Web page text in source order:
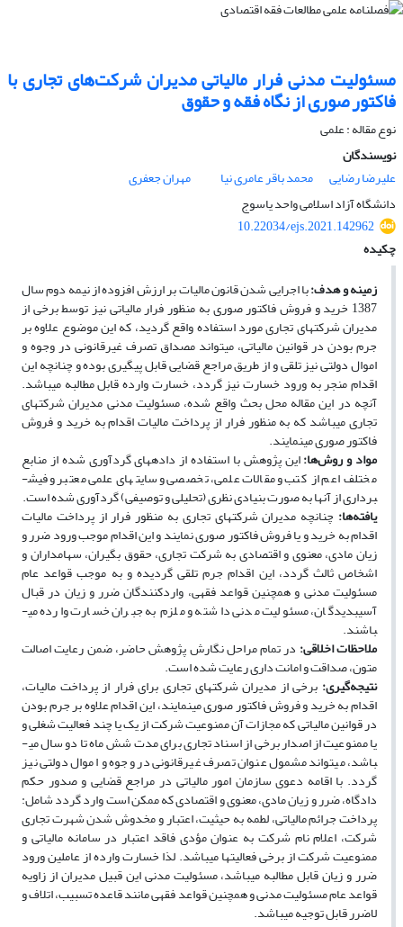
مسئولیت مدنی فرار مالیاتی مدیران شرکت‌های تجاری با
فاکتور صوری از نگاه فقه و حقوق
نوع مقاله : علمی
نویسندگان
علیرضا رضایی
محمد باقر عامری نیا
مهران جعفری
دانشگاه آزاد اسلامی واحد یاسوج
10.22034/ejs.2021.142962
چکیده
زمینه و هدف:با اجرایی شدن قانون مالیات بر ارزش افزوده از نیمه دوم سال
1387 خرید و فروش فاکتور صوری به منظور فرار مالیاتی نیز توسط برخی از
مدیران شرکت­های تجاری مورد استفاده واقع گردید، که این موضوع علاوه بر
جرم بودن در قوانین مالیاتی، می­تواند مصداق تصرف غیرقانونی در وجوه و
اموال دولتی نیز تلقی و از طریق مراجع قضایی قابل پیگیری بوده و چنانچه این
اقدام منجر به ورود خسارت نیز گردد، خسارت وارده قابل مطالبه می­باشد.
آنچه در این مقاله محل بحث واقع شده، مسئولیت مدنی مدیران شرکت­های
تجاری می­باشد که به منظور فرار از پرداخت مالیات اقدام به خرید و فروش
فاکتور صوری می­نمایند.
مواد و روش‌ها:این پژوهش با استفاده از داده­های گردآوری شده از منابع
مختلف اعم از کتب و مقالات علمی، تخصصی و سایت­های علمی معتبر و فیش­
برداری از آنها به صورت بنیادی نظری (تحلیلی و توصیفی) گردآوری شده است.
یافته‌ها: چنانچه مدیران شرکت­های تجاری به منظور فرار از پرداخت مالیات
اقدام به خرید و یا فروش فاکتور صوری نمایند و این اقدام موجب ورود ضرر و
زیان مادی، معنوی و اقتصادی به شرکت تجاری، حقوق بگیران، سهامداران و
اشخاص ثالث گردد، این اقدام جرم تلقی گردیده و به موجب قواعد عام
مسئولیت مدنی و همچنین قواعد فقهی، واردکنندگان ضرر و زیان در قبال
آسیب­دیدگان، مسئولیت مدنی داشته و ملزم به جبران خسارت وارده می­
باشند.
ملاحظات اخلاقی: در تمام مراحل نگارش پژوهش حاضر، ضمن رعایت اصالت
متون، صداقت و امانت داری رعایت شده است.
نتیجه‌گیری: برخی از مدیران شرکت­های تجاری برای فرار از پرداخت مالیات،
اقدام به خرید و فروش فاکتور صوری می­نمایند، این اقدام علاوه بر جرم بودن
در قوانین مالیاتی که مجازات آن ممنوعیت شرکت از یک یا چند فعالیت شغلی و
یا ممنوعیت از اصدار برخی از اسناد تجاری برای مدت شش ماه تا دو سال می­
باشد، می­­تواند مشمول عنوان تصرف غیرقانونی در وجوه و اموال دولتی نیز
گردد. با اقامه دعوی سازمان امور مالیاتی در مراجع قضایی و صدور حکم
دادگاه، ضرر و زیان مادی، معنوی و اقتصادی که ممکن است وارد گردد شامل:
پرداخت جرائم مالیاتی، لطمه به حیثیت، اعتبار و مخدوش شدن شهرت تجاری
شرکت، اعلام نام شرکت به عنوان مؤدی فاقد اعتبار در سامانه مالیاتی و
ممنوعیت شرکت از برخی فعالیت­­ها می­باشد. لذا خسارت وارده از عاملین ورود
ضرر و زیان قابل مطالبه می­باشد، مسئولیت مدنی این قبیل مدیران از زاویه
قواعد عام مسئولیت مدنی و همچنین قواعد فقهی مانند قاعده تسبیب، اتلاف و
لاضرر قابل توجیه می­باشد.